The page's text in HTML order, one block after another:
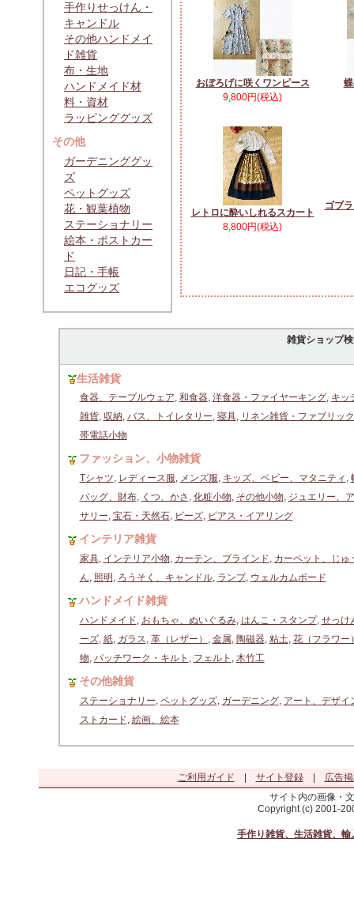
手作りせっけん・
キャンドル
その他ハンドメイ
ド雑貨
布・生地
ハンドメイド材
料・資材
ラッピンググッズ
その他
ガーデニンググッ
ズ
ペットグッズ
花・観葉植物
ステーショナリー
絵本・ポストカー
ド
日記・手帳
エコグッズ
おぼろげに咲くワンピース
9,800円(税込)
レトロに酔いしれるスカート
8,800円(税込)
ゴブ
雑貨ショップ
生活雑貨
食器、テーブルウェア, 和食器, 洋食器・ファイヤーキング, キッ
雑貨, 収納, バス、トイレタリー, 寝具, リネン雑貨・ファブリック
帯電話小物
ファッション、小物雑貨
Tシャツ, レディース服, メンズ服, キッズ、ベビー、マタニティ ,
バッグ、財布, くつ、かさ , 化粧小物, その他小物, ジュエリー、
サリー, 宝石・天然石, ビーズ, ピアス・イアリング
インテリア雑貨
家具, インテリア小物, カーテン、ブラインド, カーペット、じゅ
ん, 照明 , ろうそく、キャンドル, ランプ, ウェルカムボード
ハンドメイド雑貨
ハンドメイド, おもちゃ、ぬいぐるみ, はんこ・スタンプ, せっけ
ーズ, 紙, ガラス, 革（レザー） , 金属, 陶磁器, 粘土, 花（フラワー
物, パッチワーク・キルト , フェルト , 木竹工
その他雑貨
ステーショナリー, ペットグッズ, ガーデニング, アート、デザイ
ストカード, 絵画、絵本
ご利用ガイド サイト登録|
広告
サイト内の画像・
Copyright (c) 2001-
手作り雑貨、生活雑貨、